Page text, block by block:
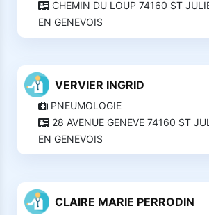
CHEMIN DU LOUP 74160 ST
EN GENEVOIS
VERVIER INGRID
PNEUMOLOGIE
28 AVENUE GENEVE 74160 ST
EN GENEVOIS
CLAIRE MARIE PERRODIN